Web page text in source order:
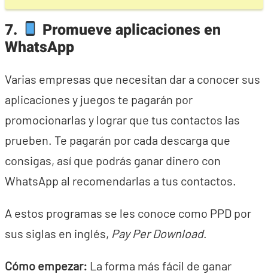
7.
Promueve aplicaciones en
WhatsApp
Varias empresas que necesitan dar a conocer sus
aplicaciones y juegos te pagarán por
promocionarlas y lograr que tus contactos las
prueben. Te pagarán por cada descarga que
consigas, así que podrás ganar dinero con
WhatsApp al recomendarlas a tus contactos.
A estos programas se les conoce como PPD por
sus siglas en inglés, Pay Per Download.
Cómo empezar: La forma más fácil de ganar